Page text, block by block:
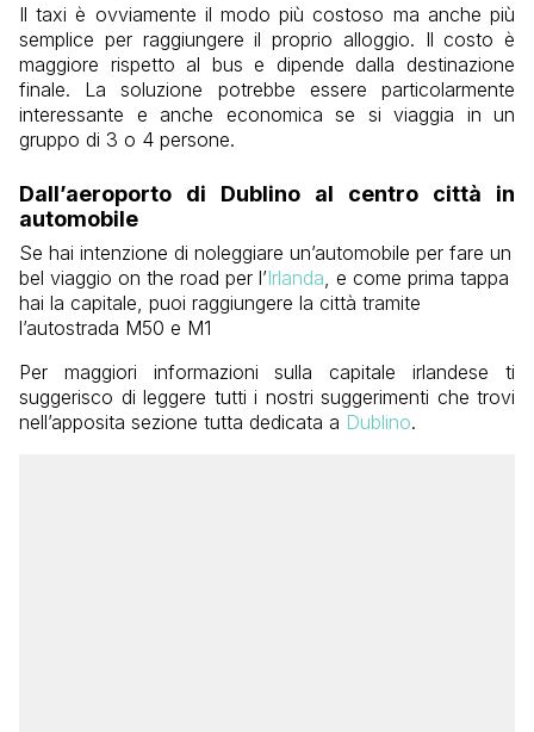
Il taxi è ovviamente il modo più costoso ma anche più
semplice per raggiungere il proprio alloggio. Il costo è
maggiore rispetto al bus e dipende dalla destinazione
finale. La soluzione potrebbe essere particolarmente
interessante e anche economica se si viaggia in un
gruppo di 3 o 4 persone.
Dall’aeroporto di Dublino al centro città in
automobile
Se hai intenzione di noleggiare un’automobile per fare un
bel viaggio on the road per l’Irlanda , e come prima tappa
hai la capitale, puoi raggiungere la città tramite
l’autostrada M50 e M1
Per maggiori informazioni sulla capitale irlandese ti
suggerisco di leggere tutti i nostri suggerimenti che trovi
nell’apposita sezione tutta dedicata a Dublino.